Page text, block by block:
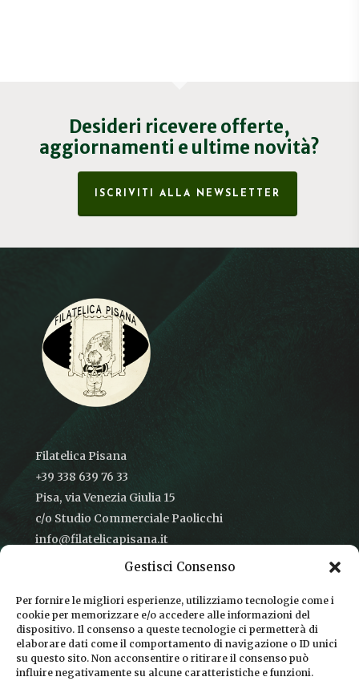
Gestisci Consenso
Per fornire le migliori esperienze, utilizziamo tecnologie come i
cookie per memorizzare e/o accedere alle informazioni del
dispositivo. Il consenso a queste tecnologie ci permetterà di
elaborare dati come il comportamento di navigazione o ID unici
su questo sito. Non acconsentire o ritirare il consenso può
influire negativamente su alcune caratteristiche e funzioni.
Desideri ricevere offerte,
aggiornamenti e ultime novità?
ISCRIVITI ALLA NEWSLETTER
Filatelica Pisana
+39 338 639 76 33
Pisa, via Venezia Giulia 15
c/o Studio Commerciale Paolicchi
info@filatelicapisana.it
CONDIZIONI DI VENDITA
INFORMATIVA SULLA PRIVACY
COOKIE POLICY